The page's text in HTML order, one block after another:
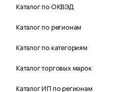
Каталог по ОКВЭД
Каталог по регионам
Каталог по категориям
Каталог торговых марок
Каталог ИП по регионам